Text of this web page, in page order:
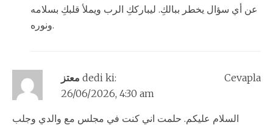
عن أي سؤال يخطر ببالكِ. ليبارككِ الرب ويملأ قلبكِ بسلامه
ونوره.
معتز dedi ki:
26/06/2026, 4:30 am
السلام عليكم. حلمت اني كنت في مجلس مع والدي وجلب
Cevapla